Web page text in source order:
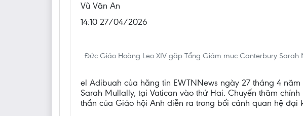
Vũ Văn An
14:10 27/04/2026
Đức Giáo Hoàng Leo XIV gặp Tổng Giám mục Canterbury
el Adibuah của hãng tin EWTNNews ngày 27 tháng 4
Sarah Mullally, tại Vatican vào thứ Hai. Chuyến thăm
thần của Giáo hội Anh diễn ra trong bối cảnh quan hệ